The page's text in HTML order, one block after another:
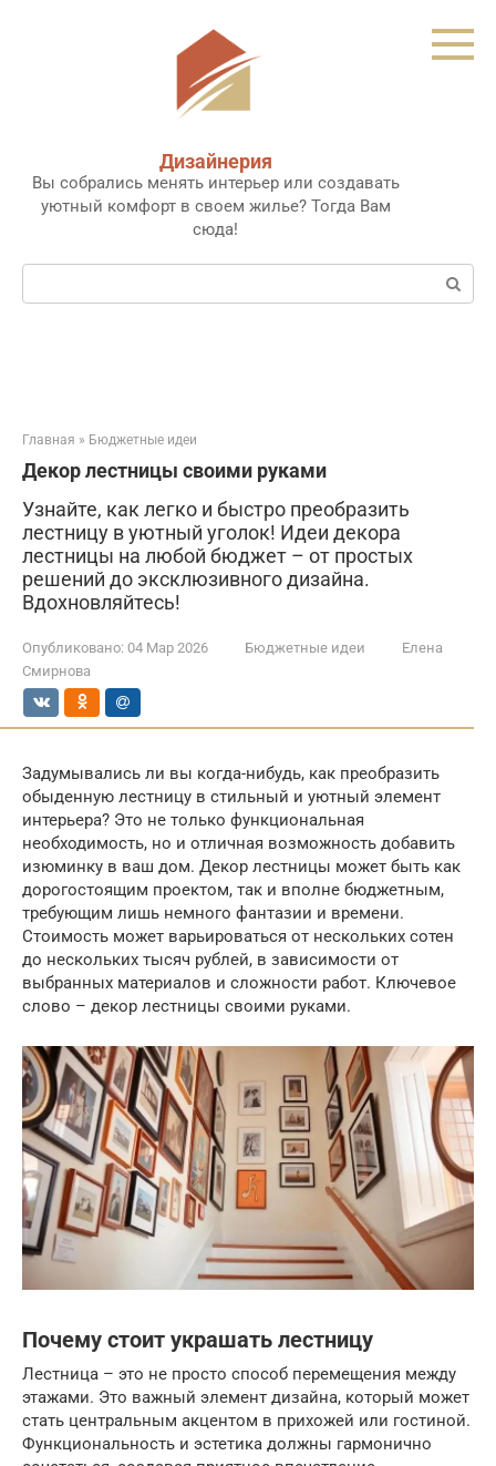
Дизайнерия
Вы собрались менять интерьер или создавать
уютный комфорт в своем жилье? Тогда Вам
сюда!
Поиск:
Главная » Бюджетные идеи
Декор лестницы своими руками
Узнайте, как легко и быстро преобразить
лестницу в уютный уголок! Идеи декора
лестницы на любой бюджет – от простых
решений до эксклюзивного дизайна.
Вдохновляйтесь!
Опубликовано: 04 Мар 2026 Бюджетные идеи
Елена
Смирнова
Задумывались ли вы когда-нибудь, как преобразить
обыденную лестницу в стильный и уютный элемент
интерьера? Это не только функциональная
необходимость, но и отличная возможность добавить
изюминку в ваш дом. Декор лестницы может быть как
дорогостоящим проектом, так и вполне бюджетным,
требующим лишь немного фантазии и времени.
Стоимость может варьироваться от нескольких сотен
до нескольких тысяч рублей, в зависимости от
выбранных материалов и сложности работ. Ключевое
слово – декор лестницы своими руками.
Почему стоит украшать лестницу
Лестница – это не просто способ перемещения между
этажами. Это важный элемент дизайна, который может
стать центральным акцентом в прихожей или гостиной.
Функциональность и эстетика должны гармонично